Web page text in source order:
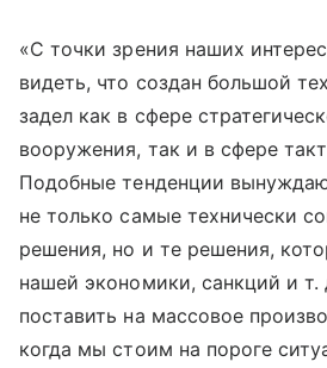
«С точки зрения наших
видеть, что создан большой
задел как в сфере
вооружения, так и в сфере
Подобные тенденции
не только самые технически
решения, но и те решения,
нашей экономики, санкций и т.
поставить на массовое
когда мы стоим на пороге